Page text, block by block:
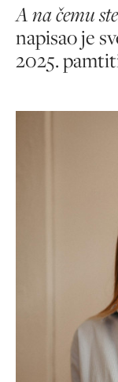
A na čemu
napisao je
2025.